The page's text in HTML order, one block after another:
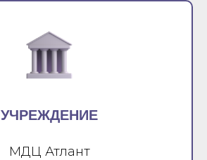
УЧРЕЖДЕНИЕ
МДЦ Атлант